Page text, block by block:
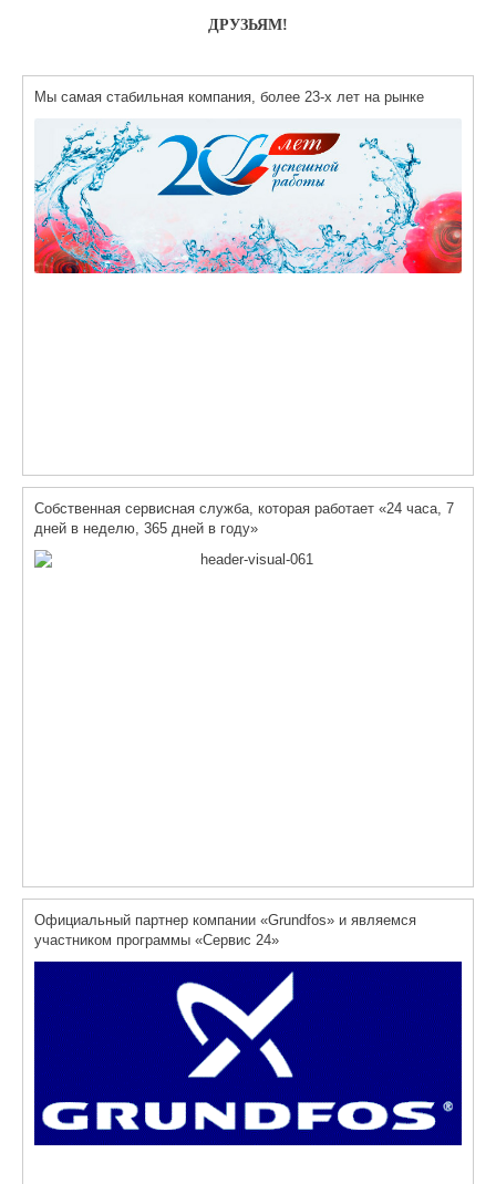
ДРУЗЬЯМ!
Мы самая стабильная компания, более 23-х лет на рынке
Собственная сервисная служба, которая работает «24 часа, 7
дней в неделю, 365 дней в году»
Официальный партнер компании «Grundfos» и являемся
участником программы «Сервис 24»